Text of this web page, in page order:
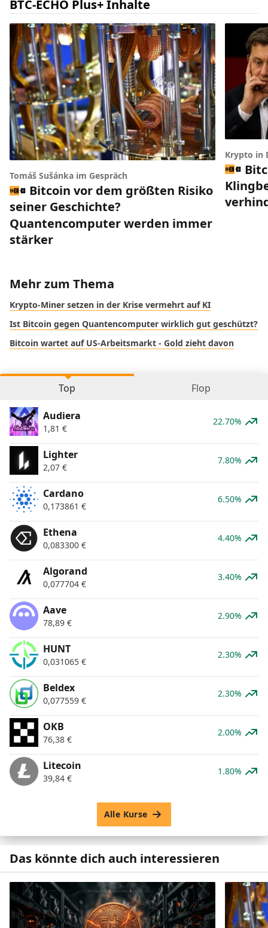
BTC-ECHO Plus+ Inhalte
Tomáš Sušánka im Gespräch
Bitcoin vor dem größten Risiko
seiner Geschichte?
Quantencomputer werden immer
stärker
Krypto in
Mehr zum Thema
Krypto-Miner setzen in der Krise vermehrt auf KI
Ist Bitcoin gegen Quantencomputer wirklich gut geschützt?
Bitcoin wartet auf US-Arbeitsmarkt - Gold zieht davon
Top Flop
Audiera
1,81 €
22.70%
Lighter
2,07 €
7.80%
Cardano
0,173861 €
6.50%
Ethena
0,083300 €
4.40%
Algorand
0,077704 €
3.40%
Aave
78,89 €
2.90%
HUNT
0,031065 €
2.30%
Beldex
0,077559 €
2.30%
OKB
76,38 €
2.00%
Litecoin
39,84 €
1.80%
Alle Kurse
Das könnte dich auch interessieren